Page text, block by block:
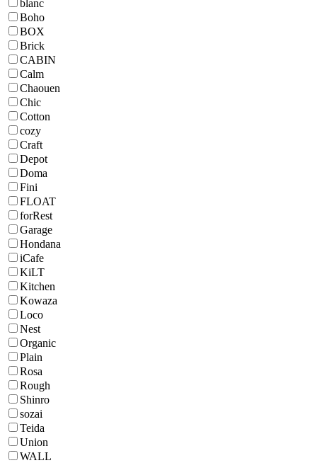
blanc
Boho
BOX
Brick
CABIN
Calm
Chaouen
Chic
Cotton
cozy
Craft
Depot
Doma
Fini
FLOAT
forRest
Garage
Hondana
iCafe
KiLT
Kitchen
Kowaza
Loco
Nest
Organic
Plain
Rosa
Rough
Shinro
sozai
Teida
Union
WALL